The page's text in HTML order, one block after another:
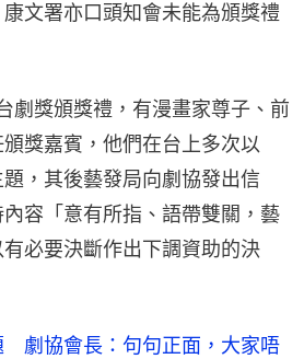
文署亦口頭知會未能為頒獎禮
劇獎頒獎禮，有漫畫家尊子、前
獎嘉賓，他們在台上多次以
題，其後藝發局向劇協發出信
容「意有所指、語帶雙關，藝
必要決斷作出下調資助的決
劇協會長：句句正面，大家唔